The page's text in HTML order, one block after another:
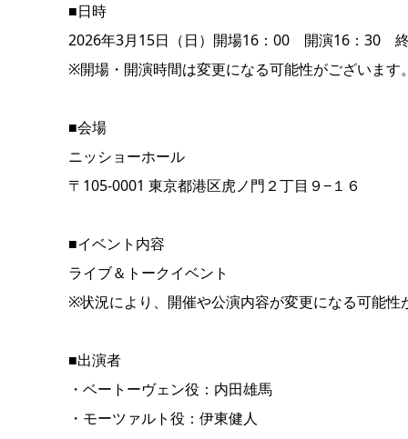
■日時
2026年3月15日（日）開場16：00 開演16：30
※開場・開演時間は変更になる可能性がございます
■会場
ニッショーホール
〒105-0001 東京都港区虎ノ門２丁目９−１６
■イベント内容
ライブ＆トークイベント
※状況により、開催や公演内容が変更になる可能
■出演者
・ベートーヴェン役：内田雄馬
・モーツァルト役：伊東健人